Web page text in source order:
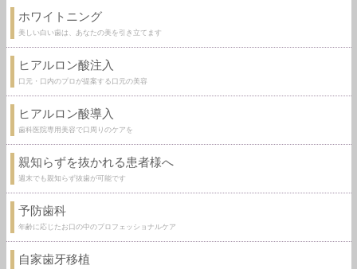
ホワイトニング
美しい白い歯は、あなたの美を引き立てます
ヒアルロン酸注入
口元・口内のプロが提案する口元の美容
ヒアルロン酸導入
歯科医院専用美容で口周りのケアを
親知らずを抜かれる患者様へ
週末でも親知らず抜歯が可能です
予防歯科
年齢に応じたお口の中のプロフェッショナルケア
自家歯牙移植